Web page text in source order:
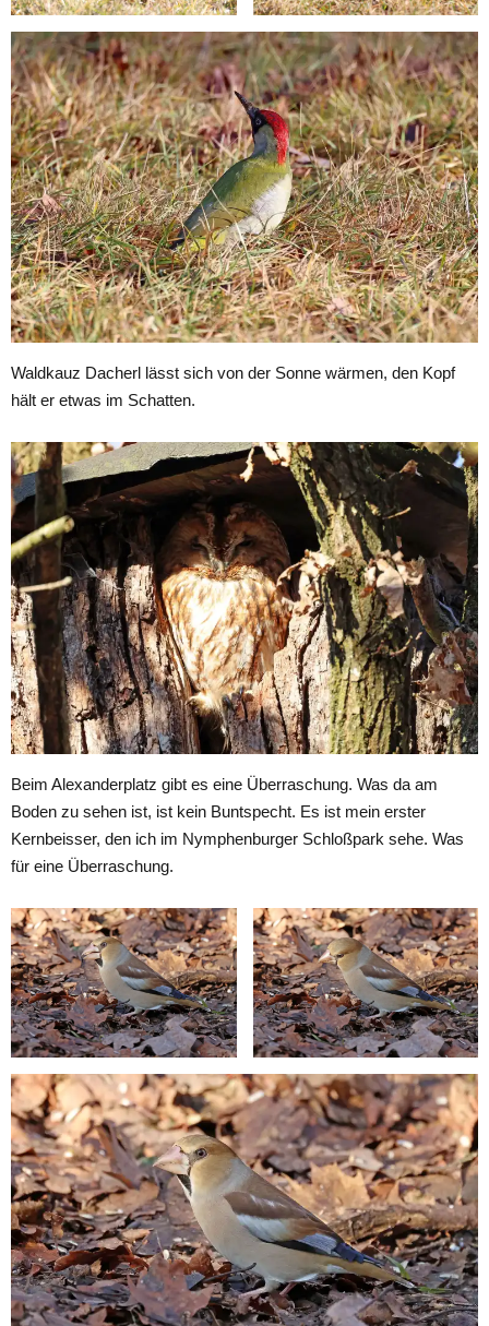
Waldkauz Dacherl lässt sich von der Sonne wärmen, den Kopf
hält er etwas im Schatten.
Beim Alexanderplatz gibt es eine Überraschung. Was da am
Boden zu sehen ist, ist kein Buntspecht. Es ist mein erster
Kernbeisser, den ich im Nymphenburger Schloßpark sehe. Was
für eine Überraschung.